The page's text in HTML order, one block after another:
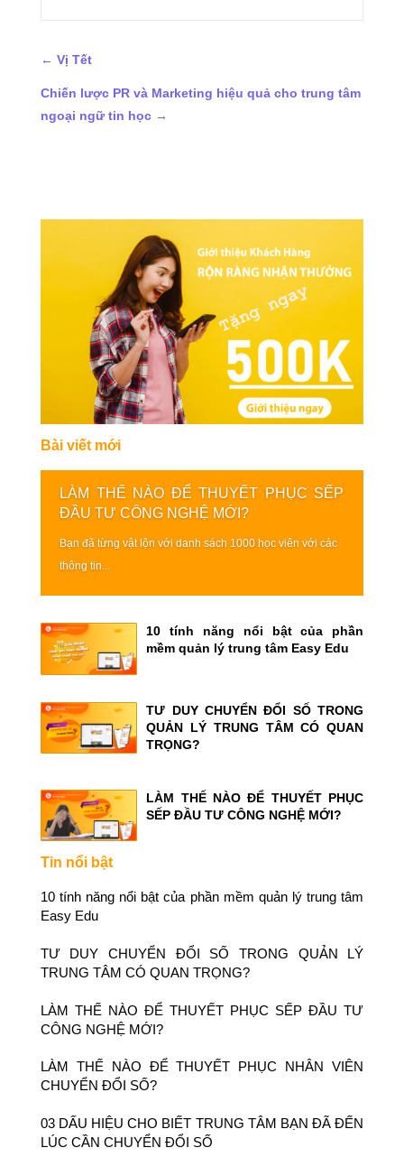
← Vị Tết
Chiến lược PR và Marketing hiệu quả cho trung tâm
ngoại ngữ tin học→
Bài viết mới
LÀM THẾ NÀO ĐỂ THUYẾT PHỤC SẾP
ĐẦU TƯ CÔNG NGHỆ MỚI?
Bạn đã từng vật lộn với danh sách 1000 học viên với các
thông tin...
10 tính năng nổi bật của phần
mềm quản lý trung tâm Easy Edu
TƯ DUY CHUYỂN ĐỔI SỐ TRONG
QUẢN LÝ TRUNG TÂM CÓ QUAN
TRỌNG?
LÀM THẾ NÀO ĐỂ THUYẾT PHỤC
SẾP ĐẦU TƯ CÔNG NGHỆ MỚI?
Tin nổi bật
10 tính năng nổi bật của phần mềm quản lý trung tâm
Easy Edu
TƯ DUY CHUYỂN ĐỔI SỐ TRONG QUẢN LÝ
TRUNG TÂM CÓ QUAN TRỌNG?
LÀM THẾ NÀO ĐỂ THUYẾT PHỤC SẾP ĐẦU TƯ
CÔNG NGHỆ MỚI?
LÀM THẾ NÀO ĐỂ THUYẾT PHỤC NHÂN VIÊN
CHUYỂN ĐỔI SỐ?
03 DẤU HIỆU CHO BIẾT TRUNG TÂM BẠN ĐÃ ĐẾN
LÚC CẦN CHUYỂN ĐỔI SỐ